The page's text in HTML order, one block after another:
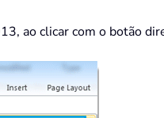
ao clicar com o botão